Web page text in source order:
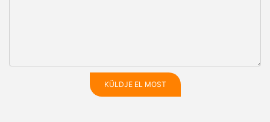
KÜLDJE EL MOST